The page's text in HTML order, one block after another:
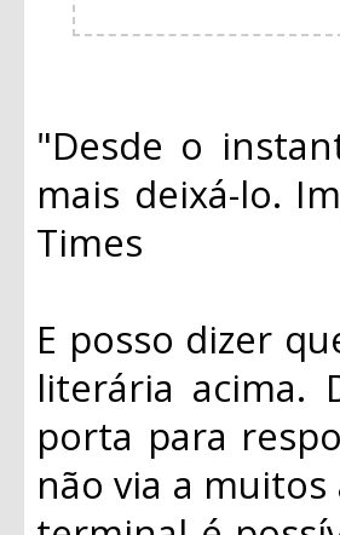
"Desde o
mais deixá-lo.
Times
E posso dizer
literária acima.
porta para
não via a